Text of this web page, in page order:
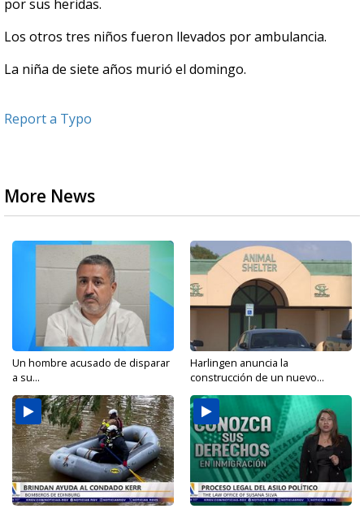
por sus heridas.
Los otros tres niños fueron llevados por ambulancia.
La niña de siete años murió el domingo.
Report a Typo
More News
Un hombre acusado de disparar
a su...
Harlingen anuncia la
construcción de un nuevo...